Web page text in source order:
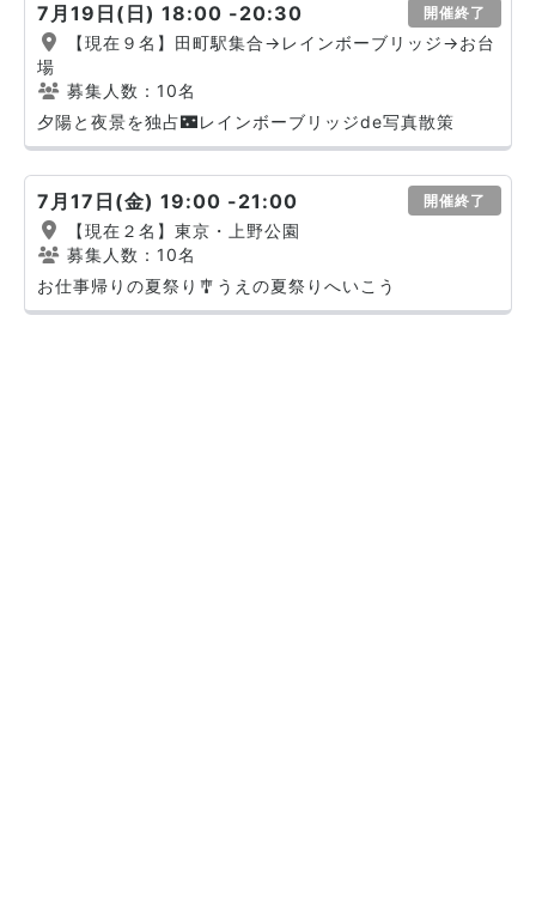
7月19日(日) 18:00 -20:30 開催終了
【現在９名】田町駅集合→レインボーブリッジ→お台
場
募集人数：10名
夕陽と夜景を独占🌃レインボーブリッジde写真散策
7月17日(金) 19:00 -21:00 開催終了
【現在２名】東京・上野公園
募集人数：10名
お仕事帰りの夏祭り🎐うえの夏祭りへいこう